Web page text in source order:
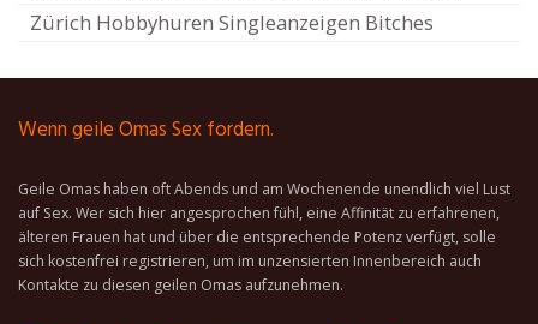
Zürich Hobbyhuren Singleanzeigen Bitches
Wenn geile Omas Sex fordern.
Geile Omas haben oft Abends und am Wochenende unendlich viel Lust
auf Sex. Wer sich hier angesprochen fühl, eine Affinität zu erfahrenen,
älteren Frauen hat und über die entsprechende Potenz verfügt, solle
sich kostenfrei registrieren, um im unzensierten Innenbereich auch
Kontakte zu diesen geilen Omas aufzunehmen.